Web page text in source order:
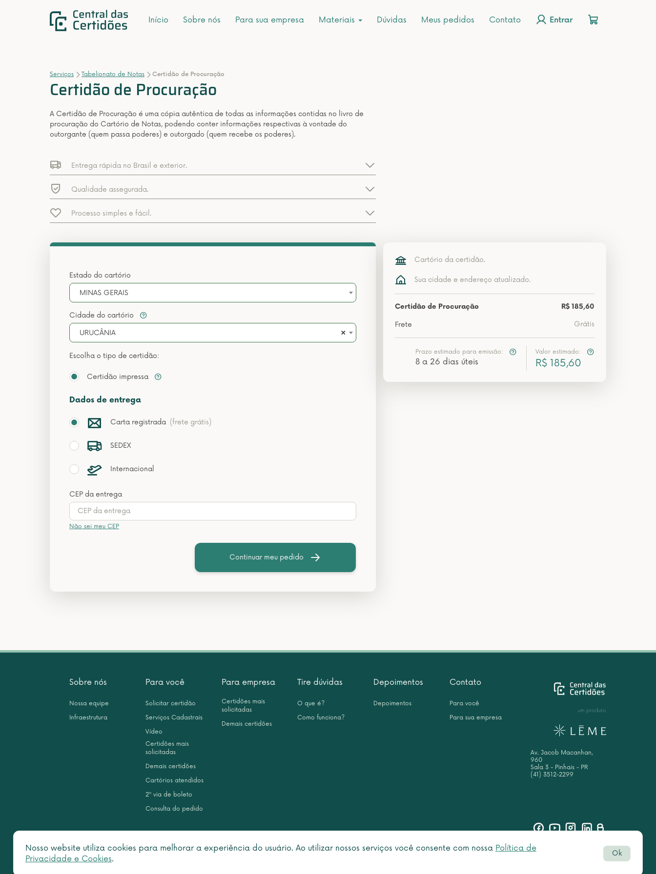
Início Sobre nós Para sua empresa Materiais Dúvidas Meus pedidos Contato Entrar
Serviços Tabelionato de Notas Certidão de Procuração
Certidão de Procuração
A Certidão de Procuração é uma cópia autêntica de todas as informações contidas no livro de
procuração do Cartório de Notas, podendo conter informações respectivas à vontade do
outorgante (quem passa poderes) e outorgado (quem recebe os poderes).
Entrega rápida no Brasil e exterior.
Qualidade assegurada.
Processo simples e fácil.
Estado do cartório
MINAS GERAIS
Cidade do cartório
×
URUCÂNIA
Escolha o tipo de certidão:
Certidão impressa
Dados de entrega
Carta registrada (frete grátis)
SEDEX
Internacional
CEP da entrega
Não sei meu CEP
Continuar meu pedido
Cartório da certidão.
Sua cidade e endereço atualizado.
Certidão de Procuração R$ 185,60
Frete Grátis
Prazo estimado para emissão:
8 a 26 dias úteis
Valor estimado:
R$ 185,60
Nosso website utiliza cookies para melhorar a experiência do usuário. Ao utilizar nossos serviços você consente com nossa Política de
Privacidade e Cookies.
Ok
Sobre nós
Nossa equipe
Infraestrutura
Para você
Solicitar certidão
Serviços Cadastrais
Vídeo
Certidões mais
solicitadas
Demais certidões
Cartórios atendidos
2ª via de boleto
Consulta do pedido
Para empresa
Certidões mais
solicitadas
Demais certidões
Tire dúvidas
O que é?
Como funciona?
Depoimentos
Depoimentos
Contato
Para você
Para sua empresa
um produto
Av. Jacob Macanhan,
960
Sala 3 - Pinhais - PR
(41) 3512-2299
Botão